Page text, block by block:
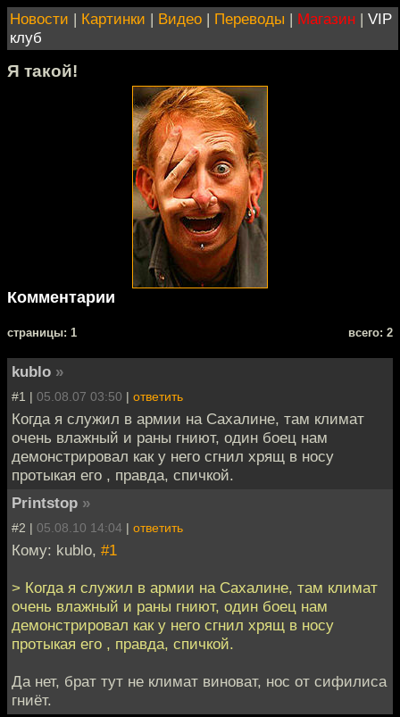
Новости | Картинки | Видео | Переводы | Магазин | VIP
клуб
Я такой!
Комментарии
cтраницы: 1 всего: 2
kublo »
#1 | 05.08.07 03:50 | ответить
Когда я служил в армии на Сахалине, там климат
очень влажный и раны гниют, один боец нам
демонстрировал как у него сгнил хрящ в носу
протыкая его , правда, спичкой.
Printstop »
#2 | 05.08.10 14:04 | ответить
Кому: kublo, #1
> Когда я служил в армии на Сахалине, там климат
очень влажный и раны гниют, один боец нам
демонстрировал как у него сгнил хрящ в носу
протыкая его , правда, спичкой.
Да нет, брат тут не климат виноват, нос от сифилиса
гниёт.